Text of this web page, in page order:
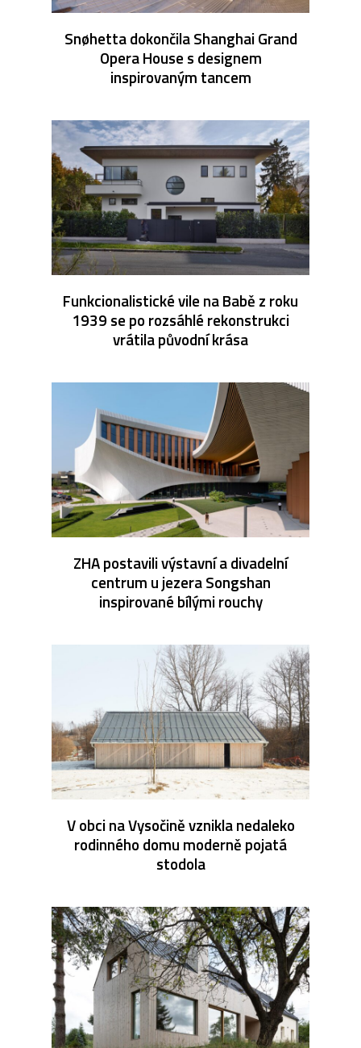
Snøhetta dokončila Shanghai Grand
Opera House s designem
inspirovaným tancem
Funkcionalistické vile na Babě z roku
1939 se po rozsáhlé rekonstrukci
vrátila původní krása
ZHA postavili výstavní a divadelní
centrum u jezera Songshan
inspirované bílými rouchy
V obci na Vysočině vznikla nedaleko
rodinného domu moderně pojatá
stodola